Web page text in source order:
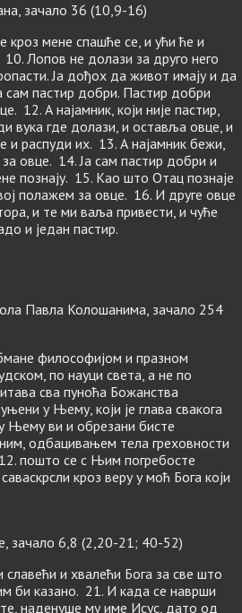
зачало 36 (10,9-16)
кроз мене спашће се, и ући ће и
Лопов не долази за друго него
Ја дођох да живот имају и да
сам пастир добри. Пастир добри
12. А најамник, који није пастир,
вука где долази, и оставља овце, и
и распуди их. 13. А најамник бежи,
за овце. 14. Ја сам пастир добри и
познају. 15. Као што Отац познаје
полажем за овце. 16. И друге овце
и те ми ваља привести, и чуће
и један пастир.
Павла Колошанима, зачало 254
философијом и празном
по науци света, а не по
сва пуноћа Божанства
у Њему, који је глава свакога
Њему ви и обрезани бисте
одбацивањем тела греховности
пошто се с Њим погребосте
кроз веру у моћ Бога који
зачало 6,8 (2,20-21; 40-52)
и хвалећи Бога за све што
би казано. 21. И када се наврши
наденуше му име Исус, дато од